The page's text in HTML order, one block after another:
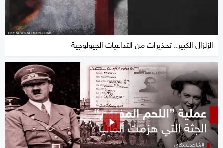
الزلزال الكبير.. تحذيرات من التداعيات الجيولوجية